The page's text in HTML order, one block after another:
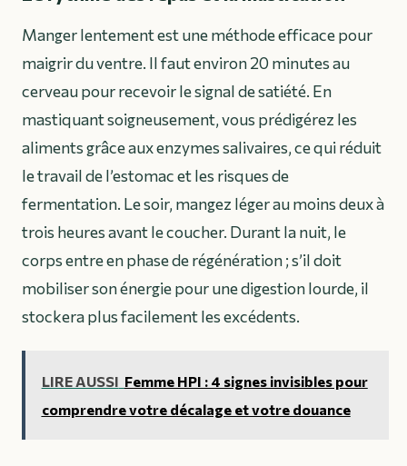
Manger lentement est une méthode efficace pour
maigrir du ventre. Il faut environ 20 minutes au
cerveau pour recevoir le signal de satiété. En
mastiquant soigneusement, vous prédigérez les
aliments grâce aux enzymes salivaires, ce qui réduit
le travail de l’estomac et les risques de
fermentation. Le soir, mangez léger au moins deux à
trois heures avant le coucher. Durant la nuit, le
corps entre en phase de régénération ; s’il doit
mobiliser son énergie pour une digestion lourde, il
stockera plus facilement les excédents.
LIRE AUSSI Femme HPI : 4 signes invisibles pour
comprendre votre décalage et votre douance